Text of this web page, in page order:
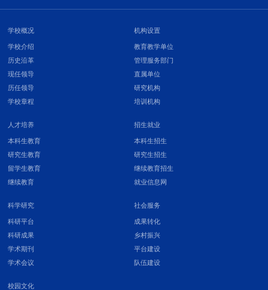
学校概况
学校介绍
历史沿革
现任领导
历任领导
学校章程
机构设置
教育教学单位
管理服务部门
直属单位
研究机构
培训机构
人才培养
本科生教育
研究生教育
留学生教育
继续教育
招生就业
本科生招生
研究生招生
继续教育招生
就业信息网
科学研究
科研平台
科研成果
学术期刊
学术会议
社会服务
成果转化
乡村振兴
平台建设
队伍建设
校园文化